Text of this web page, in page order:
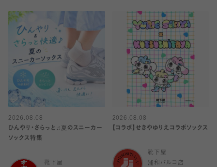
2026.08.08
ひんやり・さらっと♫夏のスニーカー
ソックス特集
靴下屋
2026.08.08
【コラボ】せきやゆりえコラボソックス
靴下屋
浦和パルコ店